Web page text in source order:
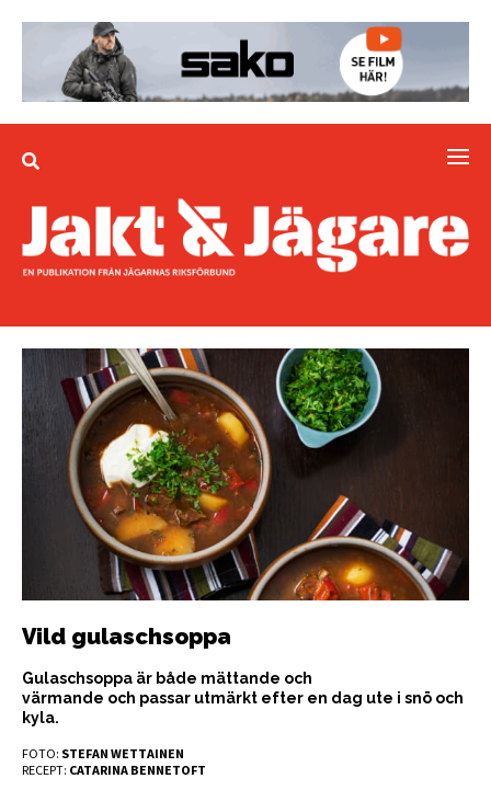
Vild gulaschsoppa
Gulaschsoppa är både mättande och
värmande och passar utmärkt efter en dag ute i snö och
kyla.
FOTO: STEFAN WETTAINEN
RECEPT: CATARINA BENNETOFT